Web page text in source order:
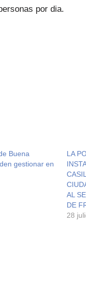
por dia.
Buena
gestionar en
LA
AL
DE
28